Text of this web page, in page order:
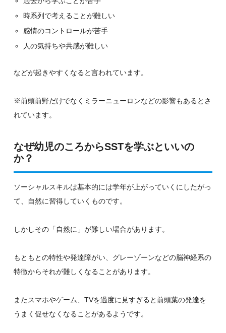
時系列で考えることが難しい
感情のコントロールが苦手
人の気持ちや共感が難しい
などが起きやすくなると言われています。
※前頭前野だけでなくミラーニューロンなどの影響もあるとさ
れています。
なぜ幼児のころからSSTを学ぶといいの
か？
ソーシャルスキルは基本的には学年が上がっていくにしたがっ
て、自然に習得していくものです。
しかしその「自然に」が難しい場合があります。
もともとの特性や発達障がい、グレーゾーンなどの脳神経系の
特徴からそれが難しくなることがあります。
またスマホやゲーム、TVを過度に見すぎると前頭葉の発達を
うまく促せなくなることがあるようです。